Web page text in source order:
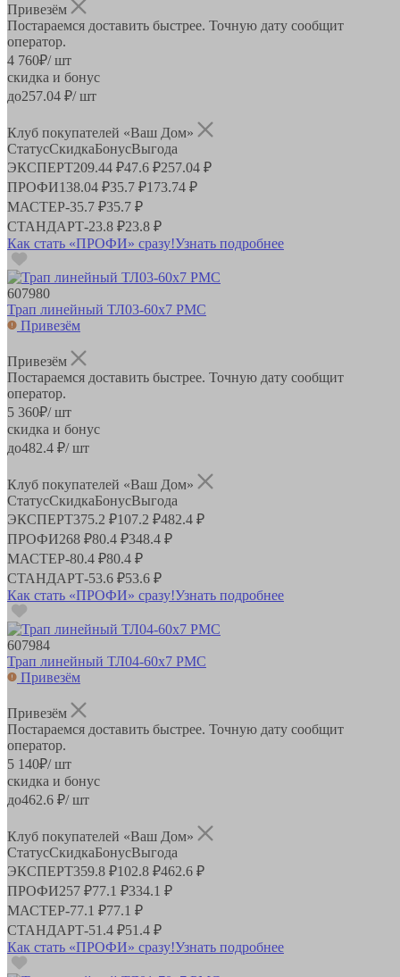
Привезём
Постараемся доставить быстрее. Точную дату сообщит
оператор.
4 760₽/ шт
скидка и бонус
до257.04 ₽/ шт
Клуб покупателей «Ваш Дом»
СтатусСкидкаБонусВыгода
ЭКСПЕРТ209.44 ₽47.6 ₽257.04 ₽
ПРОФИ138.04 ₽35.7 ₽173.74 ₽
МАСТЕР-35.7 ₽35.7 ₽
СТАНДАРТ-23.8 ₽23.8 ₽
Как стать «ПРОФИ» сразу!Узнать подробнее
607980
Трап линейный ТЛ03-60х7 РМС
Привезём
Привезём
Постараемся доставить быстрее. Точную дату сообщит
оператор.
5 360₽/ шт
скидка и бонус
до482.4 ₽/ шт
Клуб покупателей «Ваш Дом»
СтатусСкидкаБонусВыгода
ЭКСПЕРТ375.2 ₽107.2 ₽482.4 ₽
ПРОФИ268 ₽80.4 ₽348.4 ₽
МАСТЕР-80.4 ₽80.4 ₽
СТАНДАРТ-53.6 ₽53.6 ₽
Как стать «ПРОФИ» сразу!Узнать подробнее
607984
Трап линейный ТЛ04-60х7 РМС
Привезём
Привезём
Постараемся доставить быстрее. Точную дату сообщит
оператор.
5 140₽/ шт
скидка и бонус
до462.6 ₽/ шт
Клуб покупателей «Ваш Дом»
СтатусСкидкаБонусВыгода
ЭКСПЕРТ359.8 ₽102.8 ₽462.6 ₽
ПРОФИ257 ₽77.1 ₽334.1 ₽
МАСТЕР-77.1 ₽77.1 ₽
СТАНДАРТ-51.4 ₽51.4 ₽
Как стать «ПРОФИ» сразу!Узнать подробнее